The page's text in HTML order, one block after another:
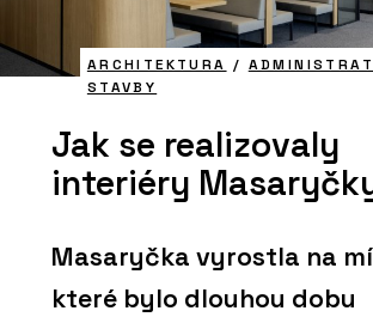
ARCHITEKTURA /
STAVBY
Jak se realizovaly
interiéry
Masaryčka vyrostla na
které bylo dlouhou dobu